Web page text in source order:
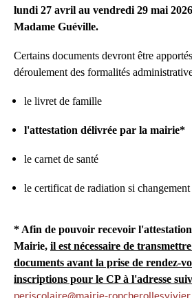
lundi 27 avril au vendredi 29 mai
Madame Guéville.
Certains documents devront être
déroulement des formalités
le livret de famille
l'attestation délivrée par la mairie*
le carnet de santé
le certificat de radiation si
* Afin de pouvoir recevoir
Mairie, il est nécessaire de
documents avant la prise de rendez-
inscriptions pour le CP à l'adresse
periscolaire@mairie-